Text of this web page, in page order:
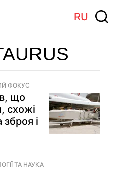
RU
ФОКУС
що
схожі
і
ТА НАУКА